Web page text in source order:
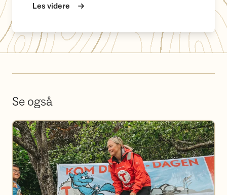
Les videre
Se også
Bli frivillig i DNT Nedre Glomma